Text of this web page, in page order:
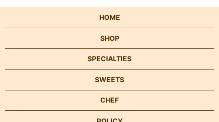
HOME
SHOP
SPECIALTIES
SWEETS
CHEF